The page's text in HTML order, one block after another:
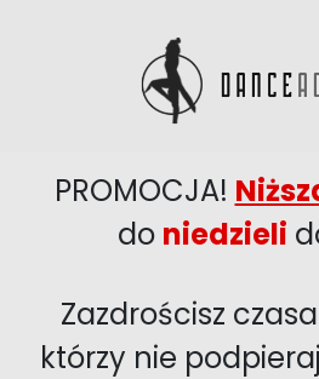
PROMOCJA!
do niedzieli
Zazdrościsz
którzy nie